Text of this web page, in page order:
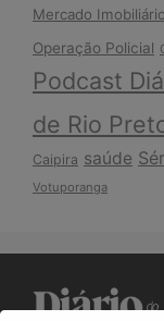
Mercado Imobiliário
Operação Policial
Podcast
de Rio
Caipira saúde
Votuporanga